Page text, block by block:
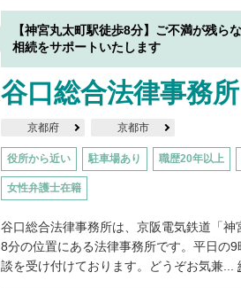
【神宮丸太町駅徒歩8分】ご不満が残ら
相続をサポートいたします
谷口総合法律事務所
京都府 京都市
役所から近い 駐車場あり 職歴20年以上
女性弁護士在籍
谷口総合法律事務所は、京阪電気鉄道「神
8分の位置にある法律事務所です。平日の
談を受け付けております。どうぞお気兼...